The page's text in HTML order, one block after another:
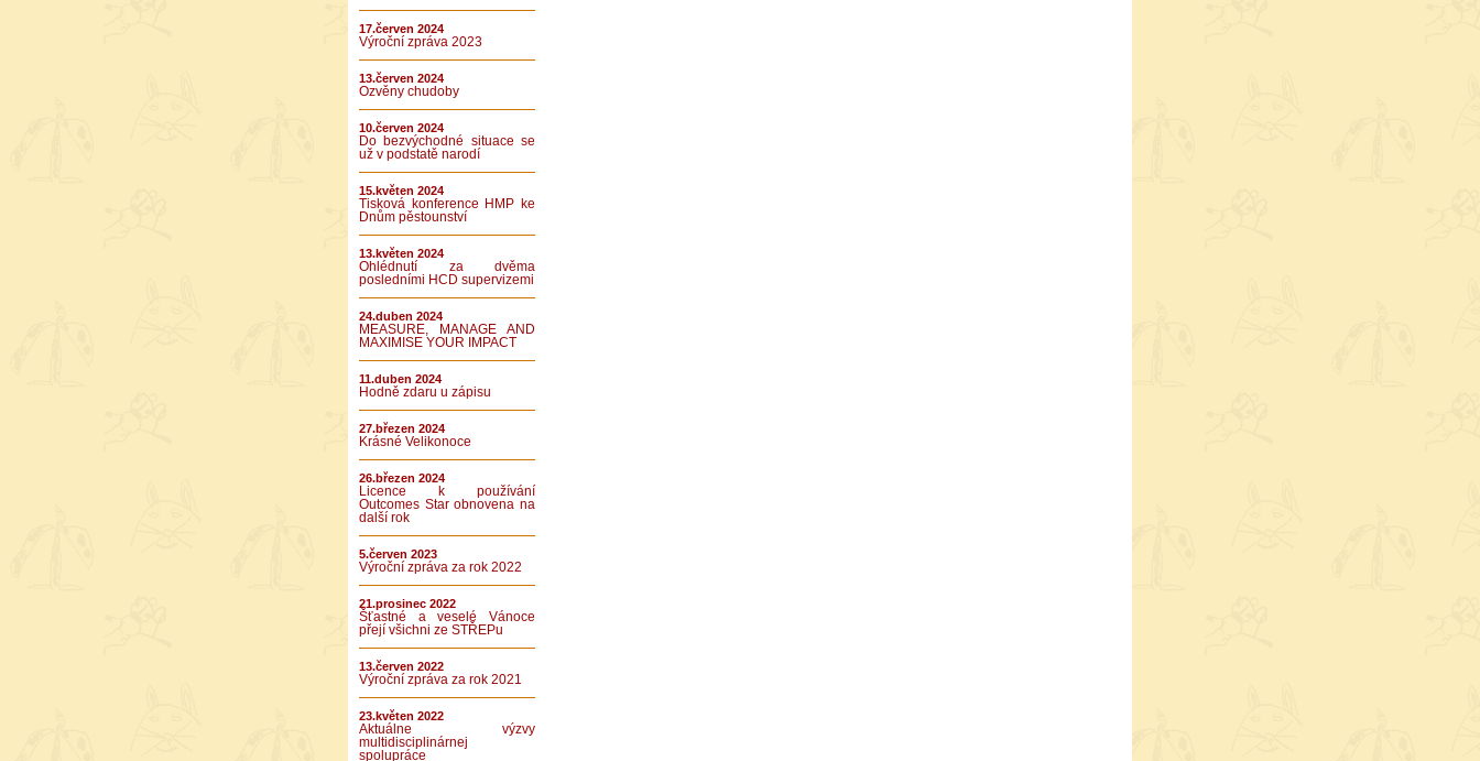
17.červen 2024
Výroční zpráva 2023
13.červen 2024
Ozvěny chudoby
10.červen 2024
Do bezvýchodné situace se
už v podstatě narodí
15.květen 2024
Tisková konference HMP ke
Dnům pěstounství
13.květen 2024
Ohlédnutí za dvěma
posledními HCD supervizemi
24.duben 2024
MEASURE, MANAGE AND
MAXIMISE YOUR IMPACT
11.duben 2024
Hodně zdaru u zápisu
27.březen 2024
Krásné Velikonoce
26.březen 2024
Licence k používání
Outcomes Star obnovena na
další rok
5.červen 2023
Výroční zpráva za rok 2022
21.prosinec 2022
Šťastné a veselé Vánoce
přejí všichni ze STŘEPu
13.červen 2022
Výroční zpráva za rok 2021
23.květen 2022
Aktuálne výzvy
multidisciplinárnej
spolupráce